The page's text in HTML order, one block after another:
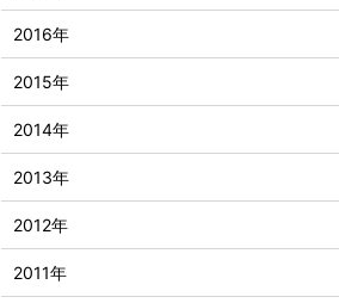
2016年
2015年
2014年
2013年
2012年
2011年